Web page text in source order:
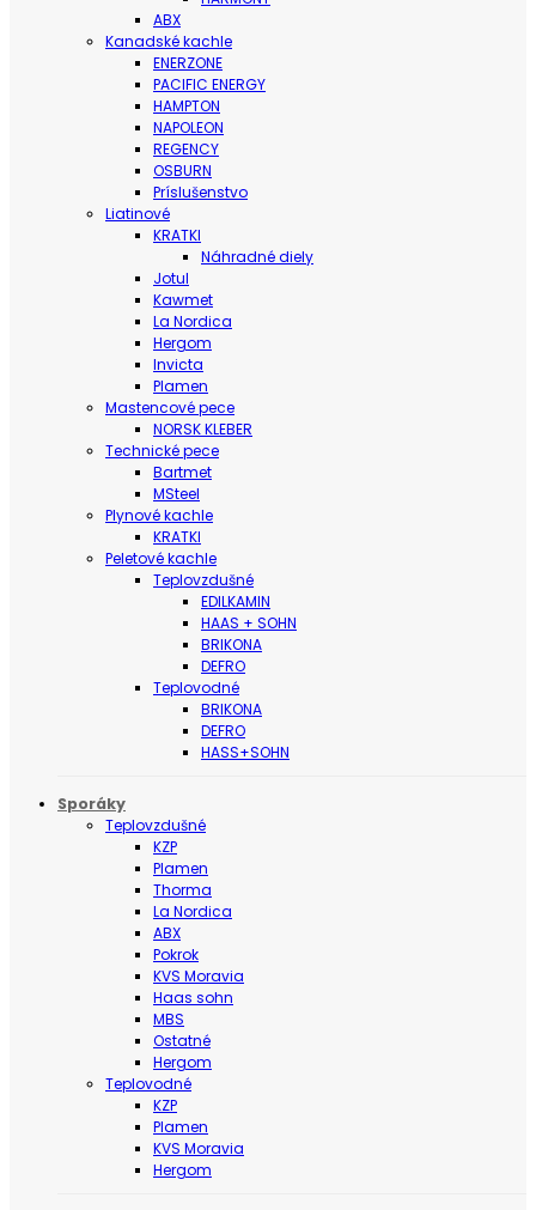
ABX
Kanadské kachle
ENERZONE
PACIFIC ENERGY
HAMPTON
NAPOLEON
REGENCY
OSBURN
Príslušenstvo
Liatinové
KRATKI
Náhradné diely
Jotul
Kawmet
La Nordica
Hergom
Invicta
Plamen
Mastencové pece
NORSK KLEBER
Technické pece
Bartmet
MSteel
Plynové kachle
KRATKI
Peletové kachle
Teplovzdušné
EDILKAMIN
HAAS + SOHN
BRIKONA
DEFRO
Teplovodné
BRIKONA
DEFRO
HASS+SOHN
Sporáky
Teplovzdušné
KZP
Plamen
Thorma
La Nordica
ABX
Pokrok
KVS Moravia
Haas sohn
MBS
Ostatné
Hergom
Teplovodné
KZP
Plamen
KVS Moravia
Hergom